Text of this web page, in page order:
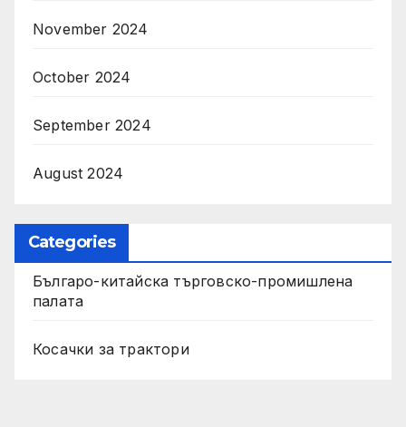
November 2024
October 2024
September 2024
August 2024
Categories
Българо-китайска търговско-промишлена
палата
Косачки за трактори